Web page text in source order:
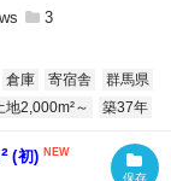
3
倉庫 寄宿舎
群馬県
地2,000m²～ 築37年
(初)